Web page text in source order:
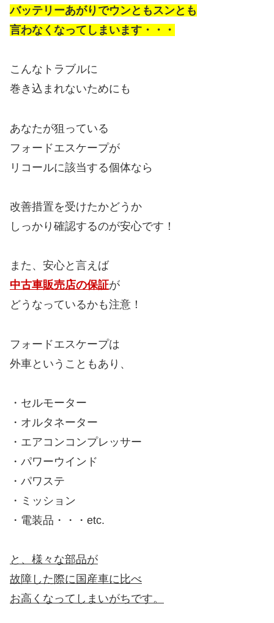
バッテリーあがりでウンともスンとも
言わなくなってしまいます・・・
こんなトラブルに
巻き込まれないためにも
あなたが狙っている
フォードエスケープが
リコールに該当する個体なら
改善措置を受けたかどうか
しっかり確認するのが安心です！
また、安心と言えば
中古車販売店の保証が
どうなっているかも注意！
フォードエスケープは
外車ということもあり、
・セルモーター
・オルタネーター
・エアコンコンプレッサー
・パワーウインド
・パワステ
・ミッション
・電装品・・・etc.
と、様々な部品が
故障した際に国産車に比べ
お高くなってしまいがちです。